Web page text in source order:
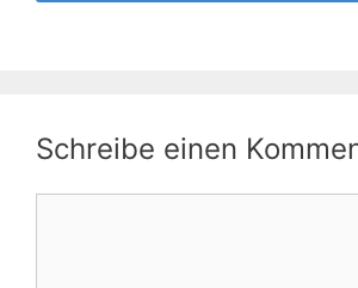
Schreibe einen